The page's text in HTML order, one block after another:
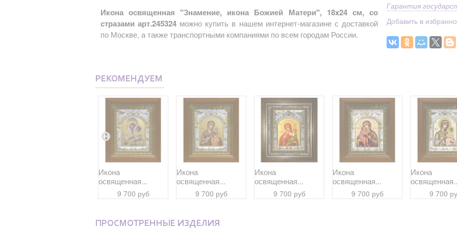
Икона освященная "Знамение, икона Божией Матери", 18x24 см, со
стразами арт.245324 можно купить в нашем интернет-магазине с доставкой
по Москве, а также транспортными компаниями по всем городам России.
Гарантия
Добавить в
РЕКОМЕНДУЕМ
Икона
освященная...
9 700 руб
Икона
освященная...
9 700 руб
Икона
освященная...
9 700 руб
Икона
освященная...
9 700 руб
Икона
9 700
ПРОСМОТРЕННЫЕ ИЗДЕЛИЯ